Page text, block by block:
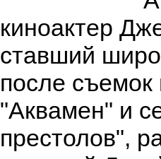
киноактер
ставший
после
"Аквамен" и
престолов",